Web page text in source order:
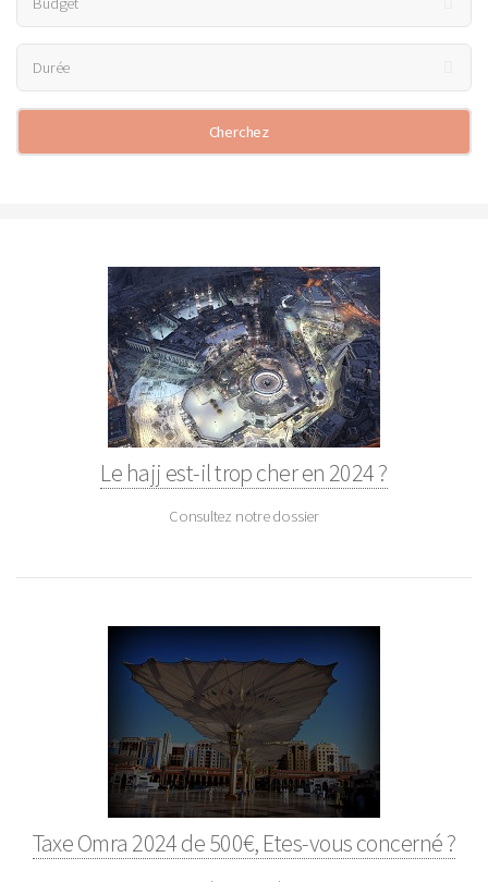
Le hajj est-il trop cher en 2024 ?
Consultez notre dossier
Taxe Omra 2024 de 500€, Etes-vous concerné ?